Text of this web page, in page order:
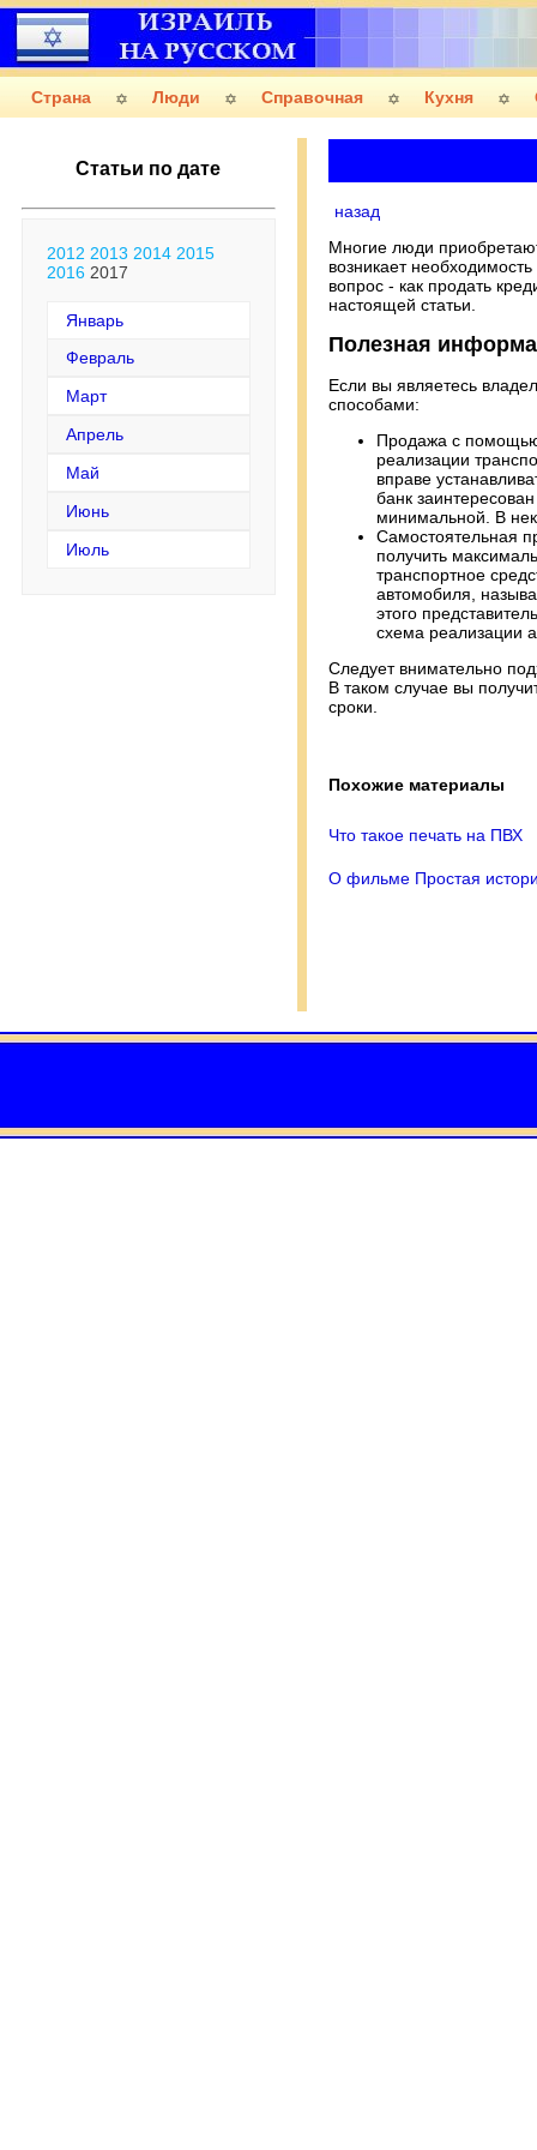
Страна Люди Справочная Кухня
Статьи по дате
2012 2013 2014 2015
2016 2017
Январь
Февраль
Март
Апрель
Май
Июнь
Июль
назад
Многие люди
возникает
вопрос - как продать
настоящей статьи.
Полезная
Если вы являетесь
способами:
Продажа с
реализации
вправе
банк
минимальной. В
Самостоятельная
получить
транспортное
автомобиля,
этого
схема реализации
Следует внимательно
В таком случае вы
сроки.
Похожие материалы
Что такое печать на ПВХ
О фильме Простая